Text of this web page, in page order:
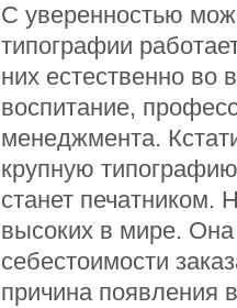
С уверенностью
типографии
них естественно во
воспитание,
менеджмента.
крупную
станет
высоких в мире.
себестоимости
причина появления